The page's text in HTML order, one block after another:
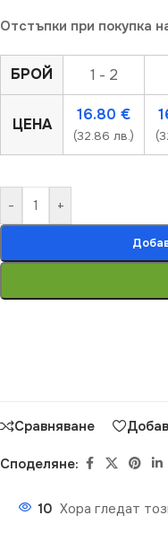
Отстъпки при покупка
БРОЙ 1 - 2
ЦЕНА
16.80 €
(32.86 лв.)
- +
Сравняване
Споделяне:
10 Хора гледат